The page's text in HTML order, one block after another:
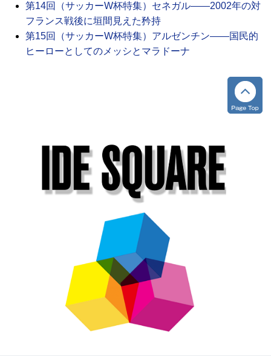
第14回（サッカーW杯特集）セネガル――2002年の対
フランス戦後に垣間見えた矜持
第15回（サッカーW杯特集）アルゼンチン――国民的
ヒーローとしてのメッシとマラドーナ